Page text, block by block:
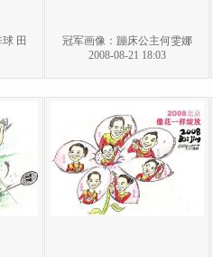
田
冠军画像：蹦床公主何雯娜
2008-08-21 18:03